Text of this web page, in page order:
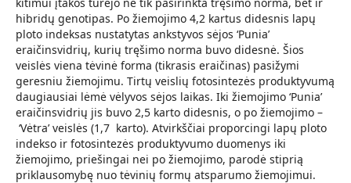
hibridų genotipas. Po žiemojimo 4,2 kartus didesnis lapų
ploto indeksas nustatytas ankstyvos sėjos ‘Punia’
eraičinsvidrių, kurių tręšimo norma buvo didesnė. Šios
veislės viena tėvinė forma (tikrasis eraičinas) pasižymi
geresniu žiemojimu. Tirtų veislių fotosintezės produktyvumą
daugiausiai lėmė vėlyvos sėjos laikas. Iki žiemojimo ‘Punia’
eraičinsvidrių jis buvo 2,5 karto didesnis, o po žiemojimo –
‘Vėtra’ veislės (1,7 karto). Atvirkščiai proporcingi lapų ploto
indekso ir fotosintezės produktyvumo duomenys iki
žiemojimo, priešingai nei po žiemojimo, parodė stiprią
priklausomybę nuo tėvinių formų atsparumo žiemojimui.